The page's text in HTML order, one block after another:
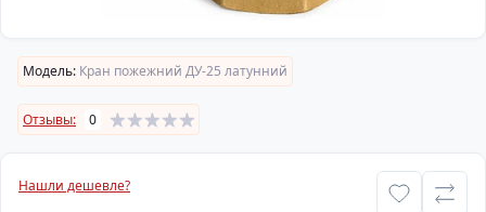
Модель: Кран пожежний ДУ-25 латунний
Отзывы: 0
Нашли дешевле?